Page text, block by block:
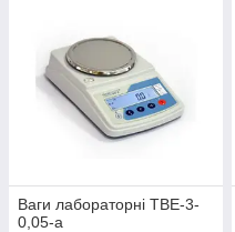
Ваги лабораторні ТВЕ-3-
0,05-а